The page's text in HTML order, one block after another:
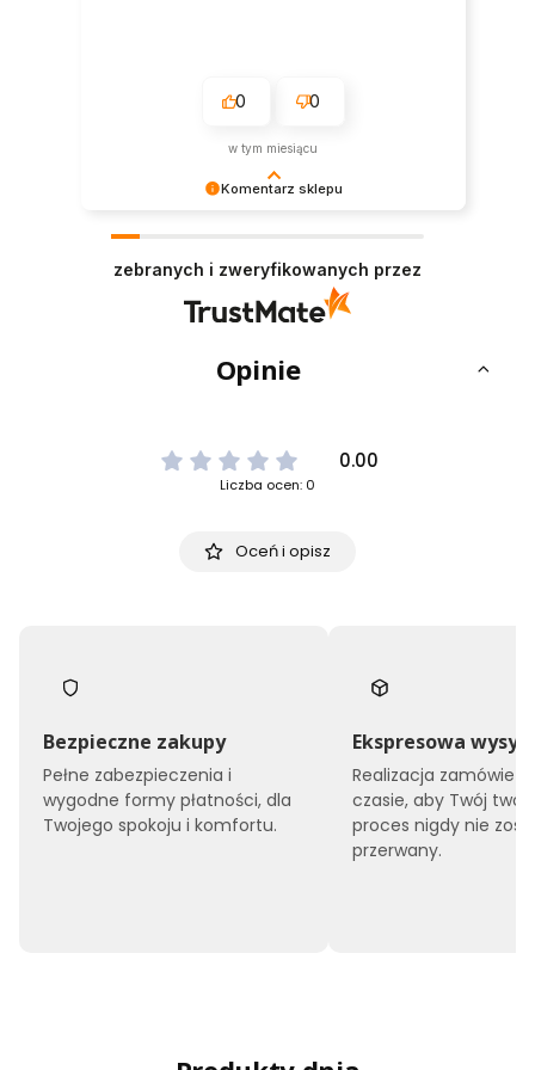
Komentarz sklepu
klienta i Twoja recenzja potwierdza nasze wysiłki
- dziękujemy raz jeszcze i mamy nadzieję - do
szybkiego zobaczenia!
0 0
w tym miesiącu
zebranych i zweryfikowanych przez
Opinie
0.00
Liczba ocen: 0
Oceń i opisz
Bezpieczne zakupy
Pełne zabezpieczenia i
wygodne formy płatności, dla
Twojego spokoju i komfortu.
Ekspresowa
Realizacja zamówień
czasie, aby Twój
proces nigdy nie
przerwany.